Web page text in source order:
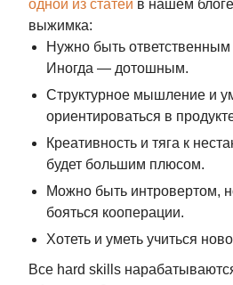
одной из статей в нашем
выжимка:
Нужно быть
Иногда — дотошным.
Структурное мышление и
ориентироваться в
Креативность и тяга к
будет большим плюсом.
Можно быть интровертом,
бояться кооперации.
Хотеть и уметь учиться
Все hard skills